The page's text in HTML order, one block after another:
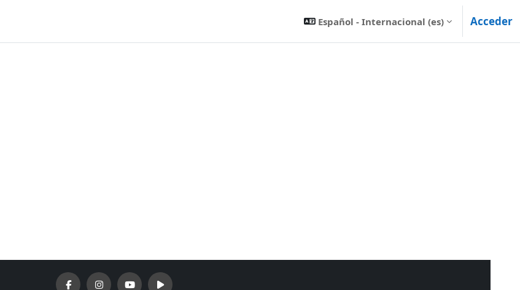
Español - Internacional ‎(es)‎ Acceder